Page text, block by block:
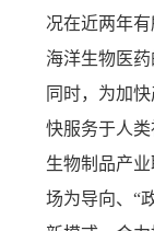
况在近两年
海洋生物医药
同时，为加
快服务于人类
生物制品产
场为导向、“